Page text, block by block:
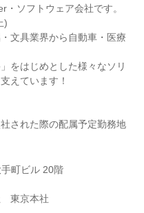
ソフトウェア会社です。
)
文具業界から自動車・医療
をはじめとした様々なソリ
えています！
された際の配属予定勤務地
町ビル 20階
東京本社